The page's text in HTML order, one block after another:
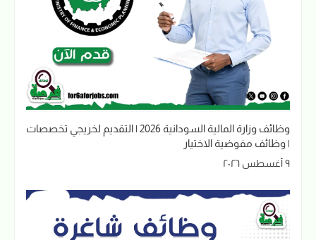
وظائف وزارة المالية السودانية 2026 | التقديم لخريجي تخصصات
| وظائف مفوضية الاختيار
٩ أغسطس ٢٠٢٦